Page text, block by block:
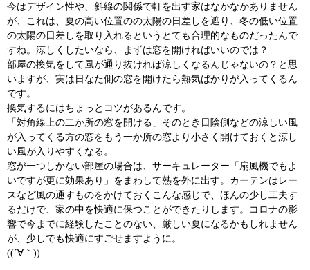
今はデザイン性や、斜線の関係で軒を出す家はなかなかありません
が、これは、夏の高い位置のの太陽の日差しを遮り、冬の低い位置
の太陽の日差しを取り入れるというとても合理的なものだったんで
すね。涼しくしたいなら、まずは窓を開ければいいのでは？
部屋の換気をして風が通り抜ければ涼しくなるんじゃないの？と思
いますが、実は日なた側の窓を開けたら熱気ばかりが入ってくるん
です。
換気するにはちょっとコツがあるんです。
「対角線上の二か所の窓を開ける」そのとき日陰側などの涼しい風
が入ってくる方の窓をもう一か所の窓より小さく開けておくと涼し
い風が入りやすくなる。
窓が一つしかない部屋の場合は、サーキュレーター「扇風機でもよ
いですが更に効果あり」をまわして熱を外に出す。カーテンはレー
スなど風の通すものをかけておくこんな感じで、ほんの少し工夫す
るだけで、家の中を快適に保つことができたりします。コロナの影
響で今までに経験したことのない、厳しい夏になるかもしれません
が、少しでも快適にすごせますように。
((´∀｀))